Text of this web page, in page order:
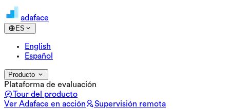
adaface
ES
English
Español
Producto
Plataforma de evaluación
Tour del producto
Ver Adaface en acción
Supervisión remota